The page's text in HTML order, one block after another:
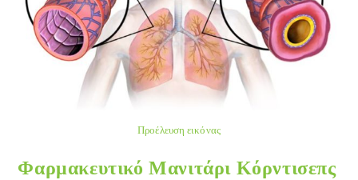
Προέλευση εικόνας
Φαρμακευτικό Μανιτάρι Κόρντισεπς